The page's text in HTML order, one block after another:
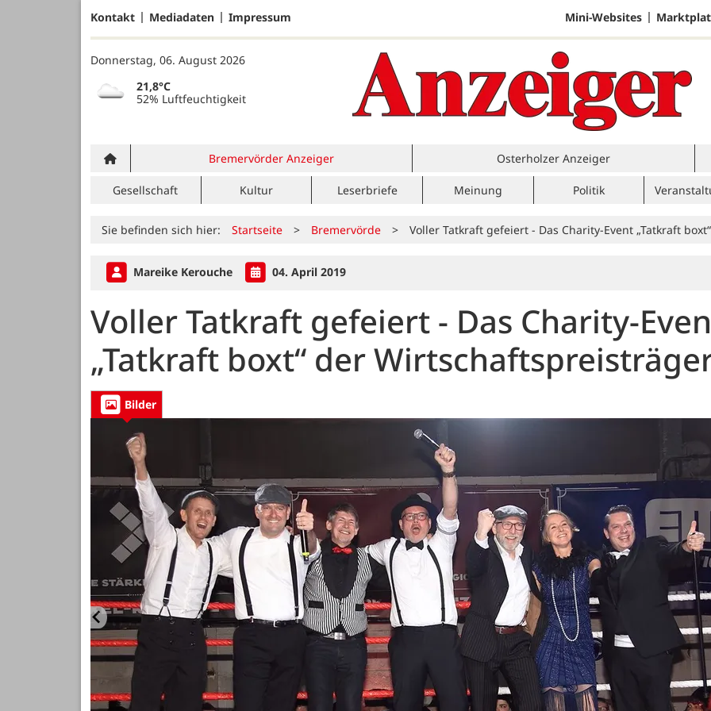
Kontakt Mediadaten Impressum Mini-Websites
Donnerstag, 06. August 2026
21,8°C
52% Luftfeuchtigkeit
Bremervörder Anzeiger Osterholzer Anzeiger
Gesellschaft Kultur Leserbriefe Meinung Politik
Sie befinden sich hier: Startseite > Bremervörde > Voller Tatkraft gefeiert - Das Charity-Event „Tatkraft
Mareike Kerouche 04. April 2019
Voller Tatkraft gefeiert - Das Charity-
„Tatkraft boxt“ der
Bilder